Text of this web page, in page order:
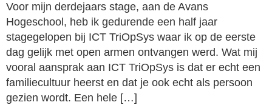
Voor mijn derdejaars stage, aan de Avans
Hogeschool, heb ik gedurende een half jaar
stagegelopen bij ICT TriOpSys waar ik op de eerste
dag gelijk met open armen ontvangen werd. Wat mij
vooral aansprak aan ICT TriOpSys is dat er echt een
familiecultuur heerst en dat je ook echt als persoon
gezien wordt. Een hele […]